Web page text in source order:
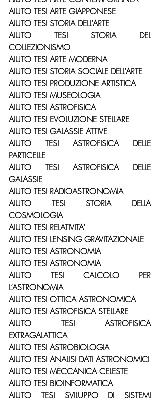
AIUTO TESI ARTE GIAPPONESE
AIUTO TESI STORIA DELL’ARTE
AIUTO TESI STORIA DEL
COLLEZIONISMO
AIUTO TESI ARTE MODERNA
AIUTO TESI STORIA SOCIALE DELL’ARTE
AIUTO TESI PRODUZIONE ARTISTICA
AIUTO TESI MUSEOLOGIA
AIUTO TESI ASTROFISICA
AIUTO TESI EVOLUZIONE STELLARE
AIUTO TESI GALASSIE ATTIVE
AIUTO TESI ASTROFISICA DELLE
PARTICELLE
AIUTO TESI ASTROFISICA DELLE
GALASSIE
AIUTO TESI RADIOASTRONOMIA
AIUTO TESI STORIA DELLA
COSMOLOGIA
AIUTO TESI RELATIVITA’
AIUTO TESI LENSING GRAVITAZIONALE
AIUTO TESI ASTRONOMIA
AIUTO TESI ASTRONOMIA
AIUTO TESI CALCOLO PER
L’ASTRONOMIA
AIUTO TESI OTTICA ASTRONOMICA
AIUTO TESI ASTROFISICA STELLARE
AIUTO TESI ASTROFISICA
EXTRAGALATTICA
AIUTO TESI ASTROBIOLOGIA
AIUTO TESI ANALISI DATI ASTRONOMICI
AIUTO TESI MECCANICA CELESTE
AIUTO TESI BIOINFORMATICA
AIUTO TESI SVILUPPO DI SISTEMI